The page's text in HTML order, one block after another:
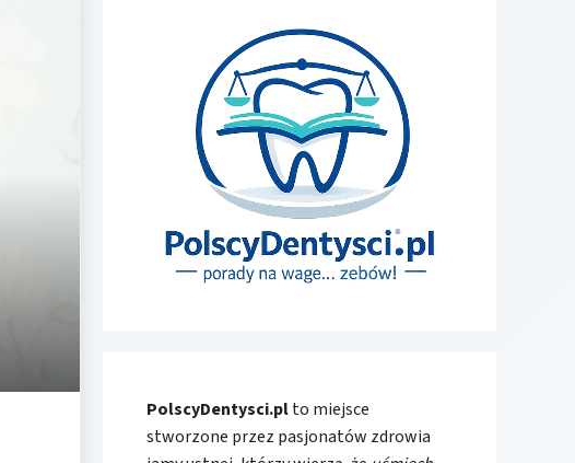
PolscyDentysci.plto miejsce
stworzone przez pasjonatów zdrowia